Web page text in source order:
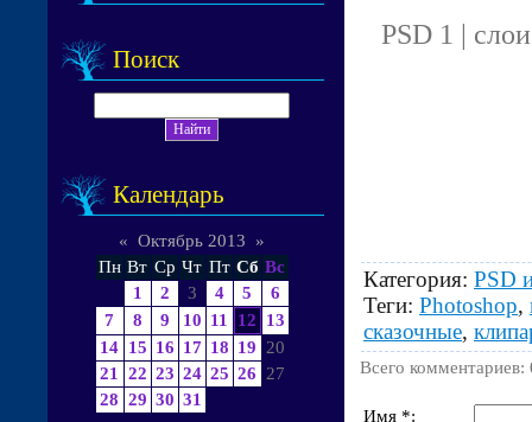
Поиск
Календарь
« Октябрь 2013
»
Пн Вт Ср Чт Пт Сб Вс
1
2 3 4 5
6
7
8 9 10 11 12
13
14 15 16 17 18 19
20
21
22 23 24 25 26
27
28 29 30 31
PSD 1 |
Категория: PSD
Теги: Photoshop,
сказочные,
Всего комментариев:
Имя *: